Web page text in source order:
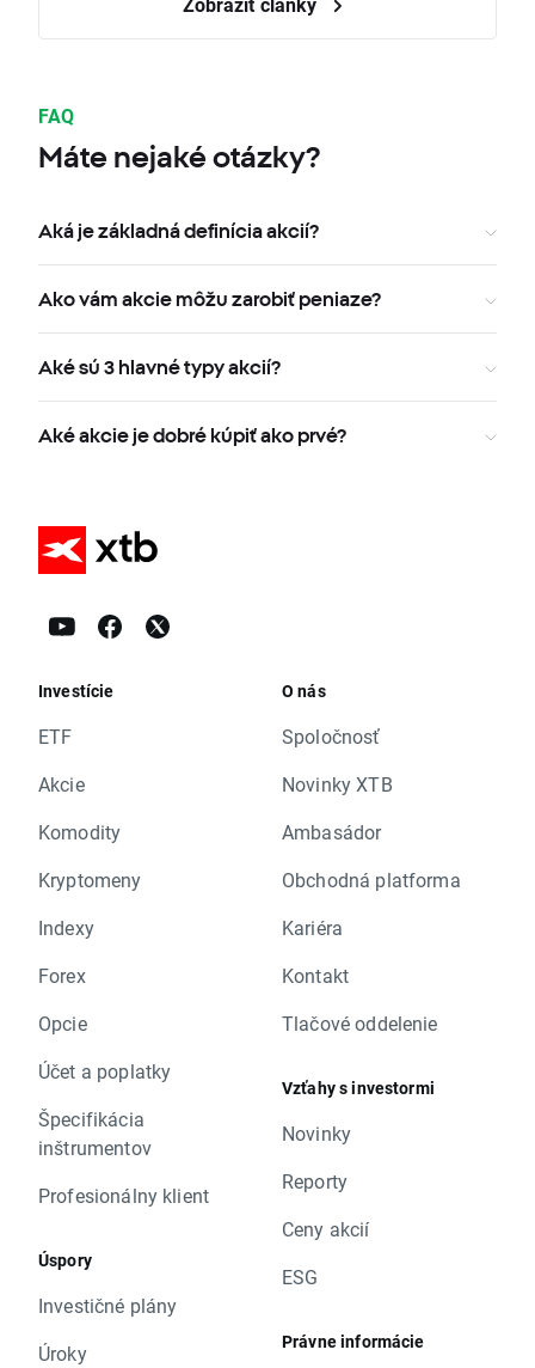
FAQ
Máte nejaké otázky?
Aká je základná definícia akcií?
Ako vám akcie môžu zarobiť peniaze?
Aké sú 3 hlavné typy akcií?
Aké akcie je dobré kúpiť ako prvé?
Investície
ETF
Akcie
Komodity
Kryptomeny
Indexy
Forex
Opcie
Účet a poplatky
Špecifikácia
inštrumentov
Profesionálny klient
Úspory
Investičné plány
Úroky
O nás
Spoločnosť
Novinky XTB
Ambasádor
Obchodná platforma
Kariéra
Kontakt
Tlačové oddelenie
Vzťahy s investormi
Novinky
Reporty
Ceny akcií
ESG
Právne informácie